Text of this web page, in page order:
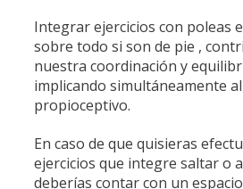
Integrar ejercicios con poleas
sobre todo si son de pie ,
nuestra coordinación y
implicando simultáneamente
propioceptivo.
En caso de que quisieras
ejercicios que integre saltar o
deberías contar con un